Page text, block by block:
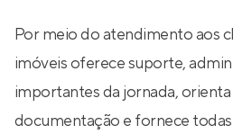
Por meio do atendimento aos
imóveis oferece suporte,
importantes da jornada, orienta
documentação e fornece